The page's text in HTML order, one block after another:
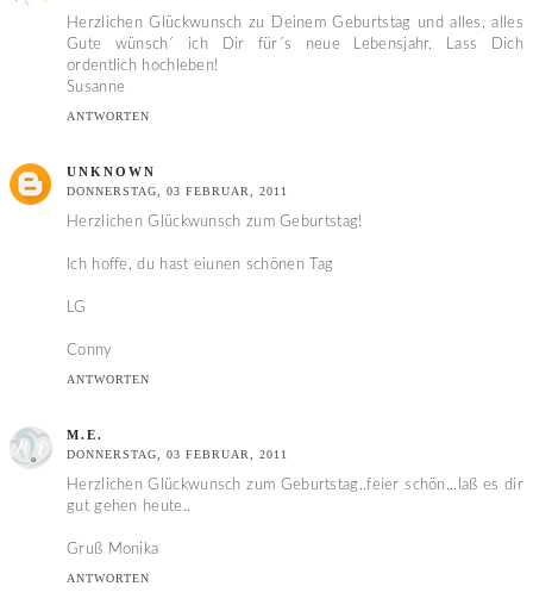
Herzlichen Glückwunsch zu Deinem Geburtstag und alles, alles
Gute wünsch´ ich Dir für´s neue Lebensjahr. Lass Dich
ordentlich hochleben!
Susanne
ANTWORTEN
UNKNOWN
DONNERSTAG, 03 FEBRUAR, 2011
Herzlichen Glückwunsch zum Geburtstag!
Ich hoffe, du hast eiunen schönen Tag
LG
Conny
ANTWORTEN
M.E.
DONNERSTAG, 03 FEBRUAR, 2011
Herzlichen Glückwunsch zum Geburtstag..feier schön...laß es dir
gut gehen heute..
Gruß Monika
ANTWORTEN